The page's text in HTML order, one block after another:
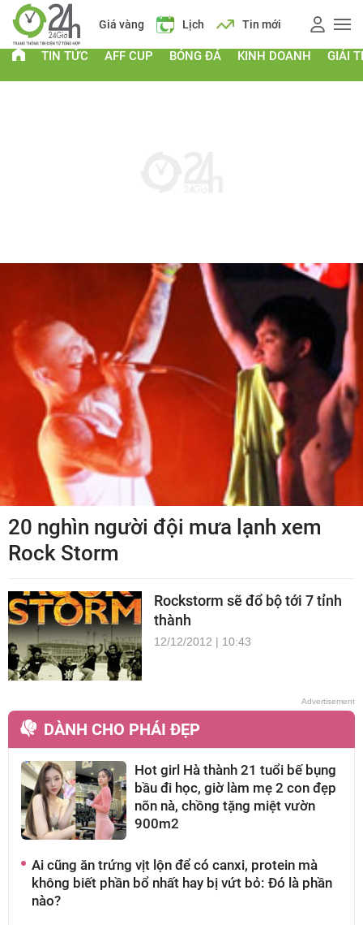
Giá vàng Lịch Tin mới
TIN TỨC AFF CUP BÓNG ĐÁ KINH DOANH GIẢI
20 nghìn người đội mưa lạnh xem
Rock Storm
Rockstorm sẽ đổ bộ tới 7 tỉnh
thành
12/12/2012 | 10:43
DÀNH CHO PHÁI ĐẸP
Hot girl Hà thành 21 tuổi bế bụng
bầu đi học, giờ làm mẹ 2 con đẹp
nõn nà, chồng tặng miệt vườn
900m2
Ai cũng ăn trứng vịt lộn để có canxi, protein mà
không biết phần bổ nhất hay bị vứt bỏ: Đó là phần
nào?